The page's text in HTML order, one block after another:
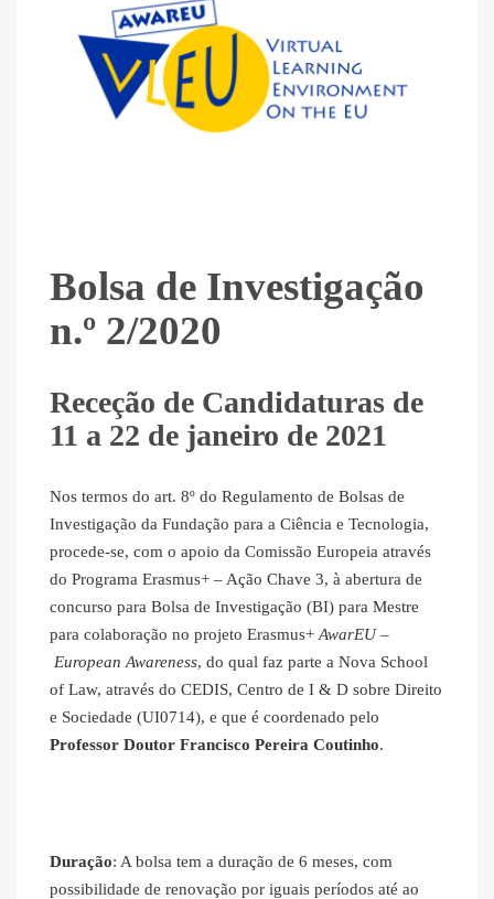
Bolsa de Investigação
n.º 2/2020
Receção de Candidaturas de
11 a 22 de janeiro de 2021
Nos termos do art. 8º do Regulamento de Bolsas de
Investigação da Fundação para a Ciência e Tecnologia,
procede-se, com o apoio da Comissão Europeia através
do Programa Erasmus+ – Ação Chave 3, à abertura de
concurso para Bolsa de Investigação (BI) para Mestre
para colaboração no projeto Erasmus+ AwarEU –
European Awareness, do qual faz parte a Nova School
of Law, através do CEDIS, Centro de I & D sobre Direito
e Sociedade (UI0714), e que é coordenado pelo
Professor Doutor Francisco Pereira Coutinho.
Duração: A bolsa tem a duração de 6 meses, com
possibilidade de renovação por iguais períodos até ao